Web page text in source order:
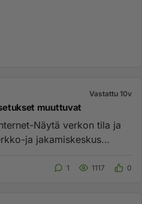
Vastattu 10v
muuttuvat
Näytä verkon tila ja
1 1117 0